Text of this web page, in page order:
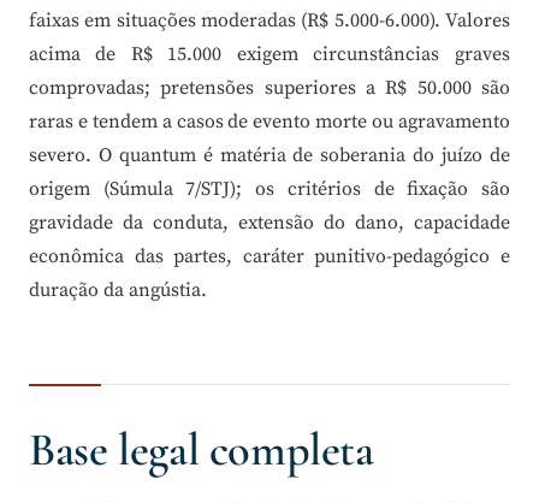
faixas em situações moderadas (R$ 5.000-6.000). Valores
acima de R$ 15.000 exigem circunstâncias graves
comprovadas; pretensões superiores a R$ 50.000 são
raras e tendem a casos de evento morte ou agravamento
severo. O quantum é matéria de soberania do juízo de
origem (Súmula 7/STJ); os critérios de fixação são
gravidade da conduta, extensão do dano, capacidade
econômica das partes, caráter punitivo-pedagógico e
duração da angústia.
Base legal completa